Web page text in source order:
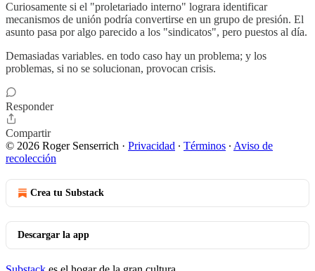
Curiosamente si el "proletariado interno" lograra identificar
mecanismos de unión podría convertirse en un grupo de presión. El
asunto pasa por algo parecido a los "sindicatos", pero puestos al día.
Demasiadas variables. en todo caso hay un problema; y los
problemas, si no se solucionan, provocan crisis.
Responder
Compartir
© 2026 Roger Senserrich · Privacidad ∙ Términos ∙ Aviso de
recolección
Crea tu Substack
Descargar la app